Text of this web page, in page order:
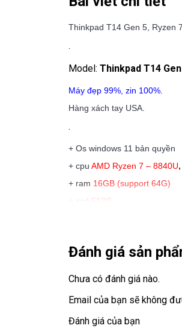
Thinkpad T14 Gen 5, Ryzen
.
Model: Thinkpad T14
Máy đẹp 99%, zin 100%.
Hàng xách tay USA.
.
+ Os windows 11 bản quyền
+ cpu AMD Ryzen 7 – 8840U,
+ ram 16GB (support 64G)
+ ssd 512G.
14in led Full
+ usb 3.0, usb type C, hdmi,
+ phím chiclet, có đèn phím
.
Đánh giá sản
Chưa có đánh giá nào.
Email của bạn sẽ không
Đánh giá của bạn